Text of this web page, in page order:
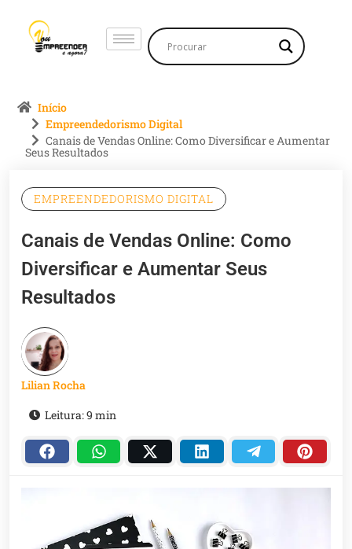
Início
Empreendedorismo Digital
Canais de Vendas Online: Como Diversificar e Aumentar
Seus Resultados
EMPREENDEDORISMO DIGITAL
Canais de Vendas Online: Como
Diversificar e Aumentar Seus
Resultados
Lilian Rocha
Leitura: 9 min